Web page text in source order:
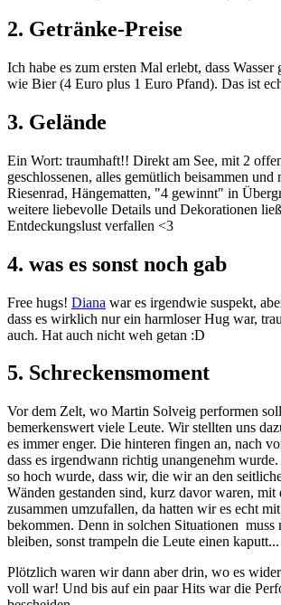
2. Getränke-Preise
Ich habe es zum ersten Mal erlebt, dass Wasser
wie Bier (4 Euro plus 1 Euro Pfand). Das ist
3. Gelände
Ein Wort: traumhaft!! Direkt am See, mit 2
geschlossenen, alles gemütlich beisammen
Riesenrad, Hängematten, "4 gewinnt" in
weitere liebevolle Details und Dekorationen
Entdeckungslust verfallen <3
4. was es sonst noch gab
Free hugs! Diana war es irgendwie suspekt,
dass es wirklich nur ein harmloser Hug war,
auch. Hat auch nicht weh getan :D
5. Schreckensmoment
Vor dem Zelt, wo Martin Solveig performen
bemerkenswert viele Leute. Wir stellten uns
es immer enger. Die hinteren fingen an, nach
dass es irgendwann richtig unangenehm
so hoch wurde, dass wir, die wir an den
Wänden gestanden sind, kurz davor waren, mit
zusammen umzufallen, da hatten wir es echt
bekommen. Denn in solchen Situationen muss
bleiben, sonst trampeln die Leute einen kaputt...
Plötzlich waren wir dann aber drin, wo es
voll war! Und bis auf ein paar Hits war die